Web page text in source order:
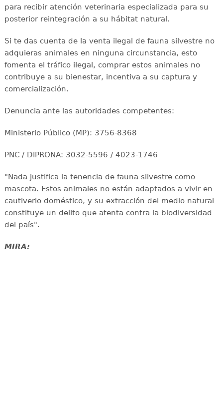
para recibir atención veterinaria especializada para su
posterior reintegración a su hábitat natural.
Si te das cuenta de la venta ilegal de fauna silvestre no
adquieras animales en ninguna circunstancia, esto
fomenta el tráfico ilegal, comprar estos animales no
contribuye a su bienestar, incentiva a su captura y
comercialización.
Denuncia ante las autoridades competentes:
Ministerio Público (MP): 3756-8368
PNC / DIPRONA: 3032-5596 / 4023-1746
"Nada justifica la tenencia de fauna silvestre como
mascota. Estos animales no están adaptados a vivir en
cautiverio doméstico, y su extracción del medio natural
constituye un delito que atenta contra la biodiversidad
del país".
MIRA: